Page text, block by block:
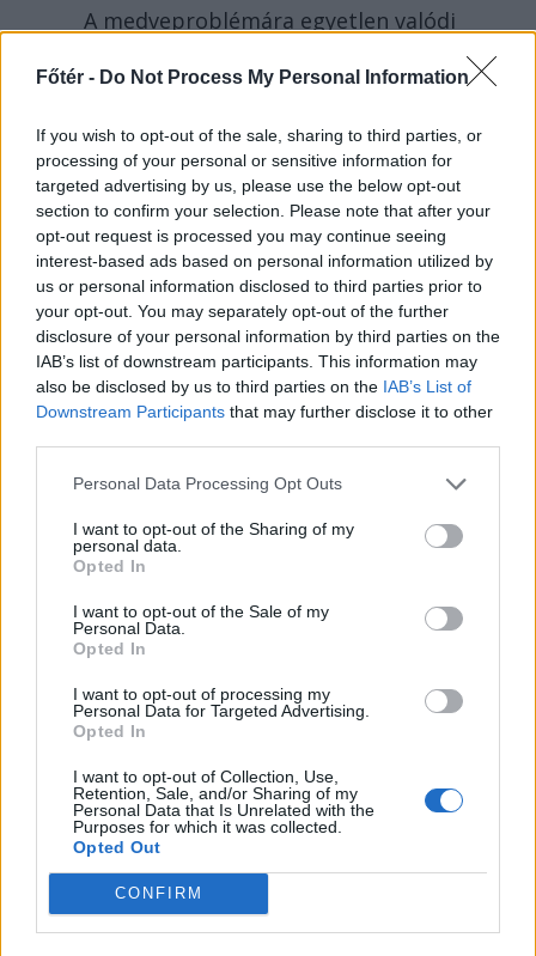
Főtér - Do Not Process My Personal Information
If you wish to opt-out of the sale, sharing to third parties, or
processing of your personal or sensitive information for
targeted advertising by us, please use the below opt-out
section to confirm your selection. Please note that after your
opt-out request is processed you may continue seeing
interest-based ads based on personal information utilized by
us or personal information disclosed to third parties prior to
your opt-out. You may separately opt-out of the further
disclosure of your personal information by third parties on the
IAB’s list of downstream participants. This information may
also be disclosed by us to third parties on the IAB’s List of
Downstream Participants that may further disclose it to other
Personal Data Processing Opt Outs
I want to opt-out of the Sharing of my
personal data.
Opted In
I want to opt-out of the Sale of my
Personal Data.
Opted In
I want to opt-out of processing my
Personal Data for Targeted Advertising.
Opted In
I want to opt-out of Collection, Use,
Retention, Sale, and/or Sharing of my
Personal Data that Is Unrelated with the
Purposes for which it was collected.
Opted Out
CONFIRM
A medveproblémára egyetlen valódi
visszalövése az optimális létszámra.
vadásszal beszélgettünk, nemcsak a
medvékről.
KRÓNIKA
Putyin egy NATO-tagállam
megtámadására készül az
amerikai hírszerzés szerint
A legfrissebb amerikai hírszerzési
orosz elnök a következő néhány évben
korlátozott támadást indíthat egy
NATO-tagállam ellen, hogy próbára
tegye a katonai szövetség
elszántságát.